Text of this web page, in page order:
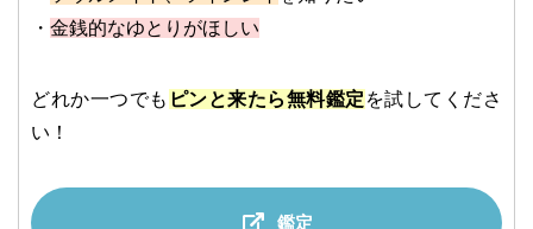
・ 金銭的なゆとりがほしい
どれか一つでも ピンと来たら無料鑑定 を試してくださ
い！
鑑定